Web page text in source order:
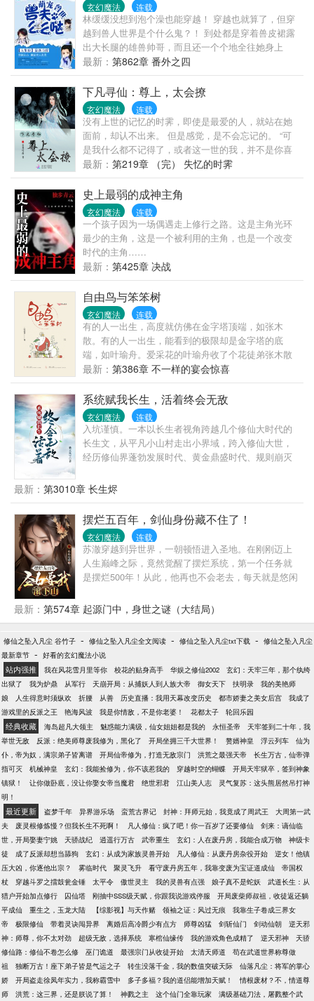
玄幻魔法 连载
林缓缓没想到泡个澡也能穿越！ 穿越也就算了，但穿
越到兽人世界是个什么鬼？！ 到处都是穿着兽皮裙露
出大长腿的雄兽帅哥，而且还一个个地全往她身上
扑！ 什么？还想让我给你们生崽崽？！ > 跨种族的恋
爱是没有好结果的，你们酷爱放开我！ ******* 【穿越
兽世，甜到掉牙的宠文！~(≧▽≦)/~】 文首发云起书
院，谢绝任何形式的转载和改编！一旦发现，立即追
究其侵权责任！
最新： 第862章 番外之四
下凡寻仙：尊上，太会撩
玄幻魔法 连载
没有上世的记忆的时霁，即使是最爱的人，就站在她
面前，却认不出来。 但是感觉，是不会忘记的。 “可
是我什么都不记得了，或者这一世的我，并不是你喜
欢的那样。” “我爱的，是你的灵魂。不管前世还是今
生，我爱的人，只会是你。” 故事背景： 《山海经》
原本是一本记录人间的书籍，包括山川地理物产，人
文技术等。 最早编写它的人已经不详，经过天界的修
正，记载着人间万物演变与轮回的定律。 因为意外，
守护山海阁的阁仙林霜醉在人间失踪。阁仙收养的女
孩时霁，也没有办法把天书结界封印，以致天书散落
人间。 为了弥补过失，时霁转世下凡找齐《山海经》
天书碎片，还有寻找林霜醉。 > 1、此文架空； 2、剧
情向，慢热，男主登场第9章； 3、一日一更
最新： 第219章 （完） 失忆的时霁
史上最弱的成神主角
玄幻魔法 连载
一个孩子因为一场偶遇走上修行之路。这是主角光环
最少的主角，这是一个被利用的主角，也是一个改变
时代的主角……
最新： 第425章 决战
自由鸟与笨笨树
玄幻魔法 连载
有的人一出生，高度就仿佛在金字塔顶端，如张木
散。有的人一出生，能看到的极限却是金字塔的底
端，如叶瑜舟。爱采花的叶瑜舟收了个花徒弟张木散
后，发现自己的感情从朋友的层次上升到了自己不敢
想象的地步。步步退却，却步步痛苦。确认心意之
后，她勇敢地奋起直追，誓要打破门当户对的传统，
与他肩平肩，游遍这个大千世界。社会的冷漠，人性
的拷问，终将助长她的成熟。其中会发生什么有笑有
泪的事情呢？欢迎收藏观看。
最新： 第386章 不一样的宴会惊喜
系统赋我长生，活着终会无敌
玄幻魔法 连载
入坑谨慎。一本以长生者视角跨越几个修仙大时代的
长生文，从平凡小山村走出小界域，跨入修仙大世，
经历修仙界蓬勃发展时代、黄金鼎盛时代、规则崩灭
到浩瀚无垠的修仙界，觉醒长生系统，竟然还送了一
头长生灵兽为伴。我陈浔对打打杀杀没有兴趣，也不
想招惹任何人，只想带着老牛看遍世间繁华。一个不
经意，他露出了腰间的三把开山斧，又一个不经意，
露出了那十六块腹肌。他缓缓戴上了悍匪头套，露出
阴沉微笑：“我陈浔和老牛最讲道理。”整个诸天万界颤
抖了，他套……套上了。一个炼气期的火球术突然被
激发，像是被加成了数千上万倍，无尽业火燃尽天
出第三把开山斧。”—尼古拉斯悍匪，陈浔。
最新： 第3010章 长生烬
摆烂五百年，剑仙身份藏不住了！
玄幻魔法 连载
苏澈穿越到异世界，一朝顿悟进入圣地。在刚刚迈上
人生巅峰之际，竟然觉醒了摆烂系统，第一个任务就
是摆烂500年！从此，他再也不会老去，每天就是悠闲
山，整肃圣地。在此千钧一发之际。“叮，恭喜宿主任
务完成，摆烂五百年。”“叮，赠送宿主仙体，仙法，以
最新： 第574章 起源门中，身世之谜（大结局）
修仙之坠入凡尘 谷竹子 - 修仙之坠入凡尘全文阅读 - 修仙之坠入凡尘txt下载 - 修仙之坠入凡尘
最新章节 - 好看的玄幻魔法小说
站内强推 我在风花雪月里等你 校花的贴身高手 华娱之修仙2002
玄幻：天牢三年，那个纨绔
出狱了
我为炉鼎 从军行 天崩开局：从捕妖人到人族大帝 御女天下 扶明录
我的美艳师
娘
人生得意时须纵欢 折腰 从善 历史直播：我用天幕改变历史 都市娇妻之美女后宫
我成了
游戏里的反派之王
艳海风波 我是你情敌，不是你老婆！ 花都太子 轮回乐园
经典收藏 海岛超凡大领主 魅惑能力满级，仙女姐姐都是我的 永恒圣帝
天牢签到二十年，我
举世无敌
反派：绝美师尊废我修为，黑化了 开局坐拥三千大世界！ 赘婿神皇 浮云列车
仙为
仆，帝为奴，满宗弟子皆离谱
开局仙帝修为，打造无敌宗门 洪荒之最强天帝
长生万古，仙帝弹
指可灭
机械神皇 玄幻：我能捡修为，你不该惹我的 穿越时空的蝴蝶
开局天牢狱卒，签到神象
镇狱！
让你做卧底，没让你娶女帝当魔君 绝世邪君 江山美人志
灵气复苏：这头熊居然吊打神
明！
最近更新 盗梦千年 异界游乐场 蛮荒古界记 封神：拜师元始，我竟成了周武王
大周第一武
夫
废灵根修炼慢？但我长生不死啊！ 凡人修仙：疯了吧！你一百岁了还要修仙
剑来：谪仙临
世，开局娶妻宁姚
天骄战纪 逍遥行万古 武帝重生 玄幻：人在废丹房，我能合成万物
神级卡
徒
成了反派却想当舔狗 玄幻：从成为家族灵兽开始 凡人修仙：从废丹房杂役开始
逆女！他镇
压大凶，你逐他出宗？
雾临时代 聚灵飞升 看守废丹房五年，我靠变废为宝证道成仙
帝国权
杖
穿越斗罗之擂鼓瓮金锤 太平令 傲世灵主 我的灵兽有点强 娘子真不是蛇妖
武道长生：从
猎户开始加点修行
囚仙塔 刚抽中SSS级天赋，你跟我说游戏停服
开局废柴师叔祖，收徒返还躺
平成仙
重生之，玉龙大陆 【综影视】与天作赌 领袖之证：风过无痕
我靠生子卷成三界女
帝
极限修仙 带着灵诀闯异界 离婚后高冷爵少有点方 师尊凶猛 剑斩仙门 剑动仙朝
逆天邪
神：师尊，你不太对劲
超级无敌，选择系统 寒棺仙缘传 我的游戏角色成精了 逆天邪神
天骄
修仙路：修仙不卷怎么修
巫门诡道 最强宗门从收徒开始 太清天师道
苟在武道世界称尊做
祖
独断万古！座下弟子皆是气运之子 转生没落千金，我的数值突破天际
仙落凡尘：将军的掌心
娇
开局盗走徐凤年实力，我称霸雪中 多子多福？我的道侣能增加天赋！
情根废材？不，情道尊
师
洪荒：这三界，还是朕说了算！ 神戮之主 这个仙门全靠玩家 满级基础刀法，屠戮整个武